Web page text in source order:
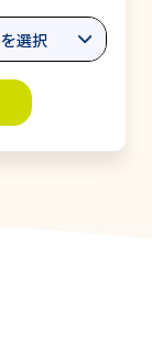
を選択